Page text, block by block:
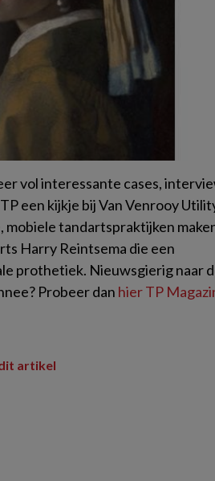
vol interessante cases,
een kijkje bij Van Venrooy
tandartspraktijken
Harry Reintsema die een
prothetiek. Nieuwsgierig naar
Probeer dan hier TP
artikel